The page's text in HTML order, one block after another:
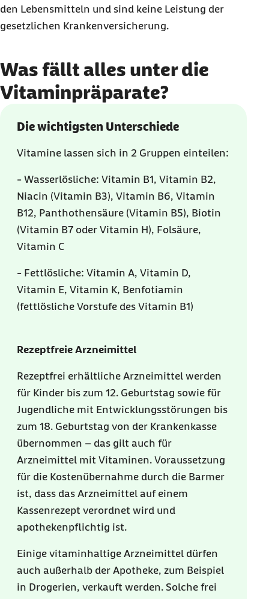
den Lebensmitteln und sind keine Leistung der
gesetzlichen Krankenversicherung.
Was fällt alles unter die
Vitaminpräparate?
Die wichtigsten Unterschiede
Vitamine lassen sich in 2 Gruppen einteilen:
- Wasserlösliche: Vitamin B1, Vitamin B2,
Niacin (Vitamin B3), Vitamin B6, Vitamin
B12, Panthothensäure (Vitamin B5), Biotin
(Vitamin B7 oder Vitamin H), Folsäure,
Vitamin C
- Fettlösliche: Vitamin A, Vitamin D,
Vitamin E, Vitamin K, Benfotiamin
(fettlösliche Vorstufe des Vitamin B1)
Rezeptfreie Arzneimittel
Rezeptfrei erhältliche Arzneimittel werden
für Kinder bis zum 12. Geburtstag sowie für
Jugendliche mit Entwicklungsstörungen bis
zum 18. Geburtstag von der Krankenkasse
übernommen – das gilt auch für
Arzneimittel mit Vitaminen. Voraussetzung
für die Kostenübernahme durch die Barmer
ist, dass das Arzneimittel auf einem
Kassenrezept verordnet wird und
apothekenpflichtig ist.
Einige vitaminhaltige Arzneimittel dürfen
auch außerhalb der Apotheke, zum Beispiel
in Drogerien, verkauft werden. Solche frei